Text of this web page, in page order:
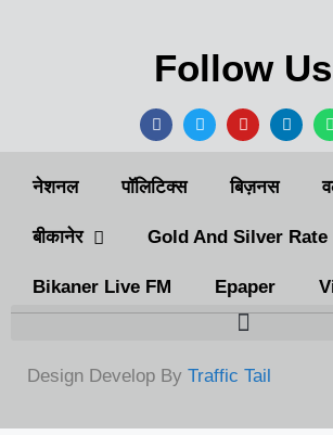
Follow Us
नेशनल पॉलिटिक्स बिज़नस
बीकानेर Gold And Silver Rate
Bikaner Live FM Epaper
Design Develop By Traffic Tail